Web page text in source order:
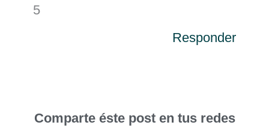
5
Responder
Comparte éste post en tus redes